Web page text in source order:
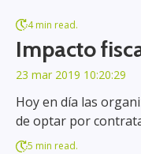
4 min read.
Impacto
23 mar 2019 10:20:29
Hoy en día las
de optar por
5 min read.